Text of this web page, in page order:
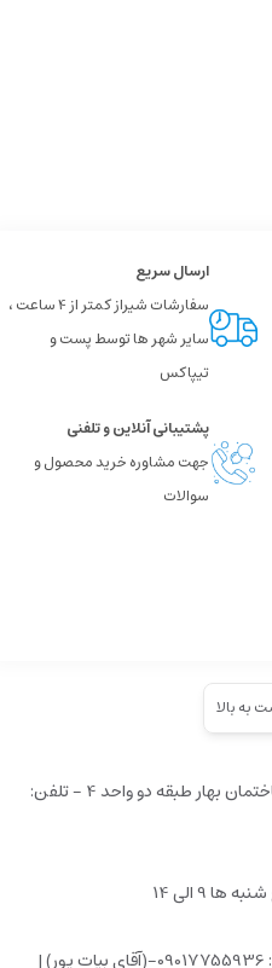
ارسال سریع
سفارشات شیراز کمتر از 4 ساعت ،
سایر شهر ها توسط پست و
تیپاکس
پشتیبانی آنلاین و تلفنی
جهت مشاوره خرید محصول و
سوالات
به بالا
شیراز, خیابان ملاصدرا - کوچه 6 - ساختمان بهار طبقه دو واحد 4 - تلفن:
کارشناسان فروش: 09017755936-(آقای بیات پور) |